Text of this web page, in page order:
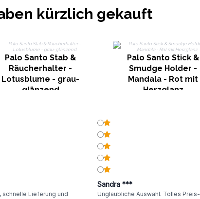
kürzlich gekauft
Palo Santo Stab &
Räucherhalter -
Lotusblume - grau-
glänzend
Palo Santo Stick &
Smudge Holder -
Mandala - Rot mit
Herzglanz
schnelle Lieferung und
Sandra ***
Unglaubliche Auswahl. Tolles Preis-